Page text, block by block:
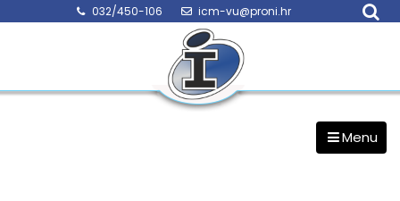
032/450-106 icm-vu@proni.hr
Menu